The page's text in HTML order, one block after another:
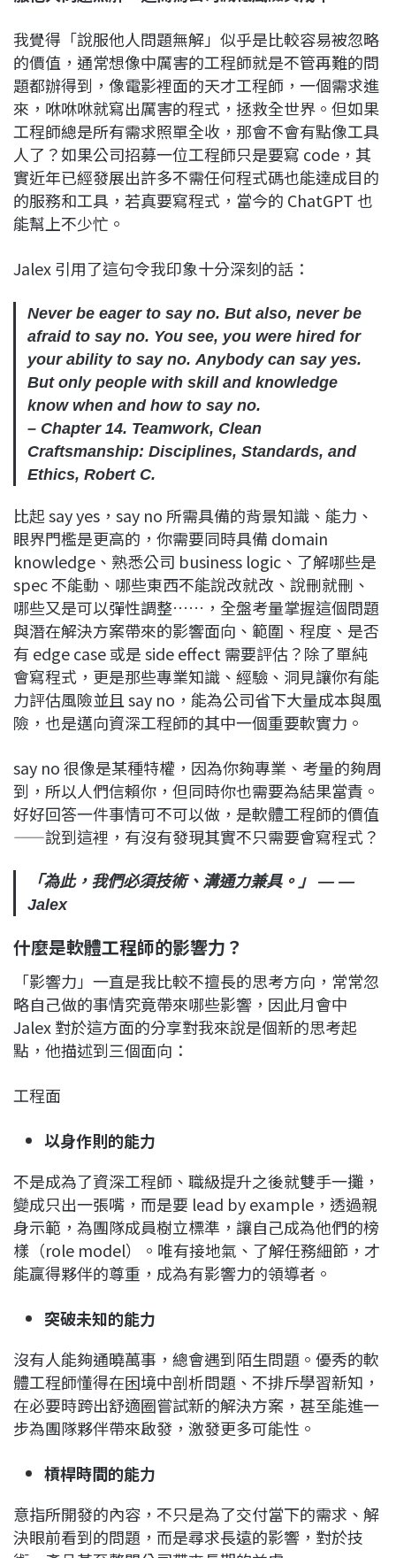
我覺得「說服他人問題無解」似乎是比較容易被忽略
的價值，通常想像中厲害的工程師就是不管再難的問
題都辦得到，像電影裡面的天才工程師，一個需求進
來，咻咻咻就寫出厲害的程式，拯救全世界。但如果
工程師總是所有需求照單全收，那會不會有點像工具
人了？如果公司招募一位工程師只是要寫 code，其
實近年已經發展出許多不需任何程式碼也能達成目的
的服務和工具，若真要寫程式，當今的 ChatGPT 也
能幫上不少忙。
Jalex 引用了這句令我印象十分深刻的話：
Never be eager to say no. But also, never be
afraid to say no. You see, you were hired for
your ability to say no. Anybody can say yes.
But only people with skill and knowledge
know when and how to say no.
– Chapter 14. Teamwork, Clean
Craftsmanship: Disciplines, Standards, and
Ethics, Robert C.
比起 say yes，say no 所需具備的背景知識、能力、
眼界門檻是更高的，你需要同時具備 domain
knowledge、熟悉公司 business logic、了解哪些是
spec 不能動、哪些東西不能說改就改、說刪就刪、
哪些又是可以彈性調整……，全盤考量掌握這個問題
與潛在解決方案帶來的影響面向、範圍、程度、是否
有 edge case 或是 side effect 需要評估？除了單純
會寫程式，更是那些專業知識、經驗、洞見讓你有能
力評估風險並且 say no，能為公司省下大量成本與風
險，也是邁向資深工程師的其中一個重要軟實力。
say no 很像是某種特權，因為你夠專業、考量的夠周
到，所以人們信賴你，但同時你也需要為結果當責。
好好回答一件事情可不可以做，是軟體工程師的價值
——說到這裡，有沒有發現其實不只需要會寫程式？
「為此，我們必須技術、溝通力兼具。」 — —
Jalex
什麼是軟體工程師的影響力？
「影響力」一直是我比較不擅長的思考方向，常常忽
略自己做的事情究竟帶來哪些影響，因此月會中
Jalex 對於這方面的分享對我來說是個新的思考起
點，他描述到三個面向：
工程面
以身作則的能力
不是成為了資深工程師、職級提升之後就雙手一攤，
變成只出一張嘴，而是要 lead by example，透過親
身示範，為團隊成員樹立標準，讓自己成為他們的榜
樣（role model）。唯有接地氣、了解任務細節，才
能贏得夥伴的尊重，成為有影響力的領導者。
突破未知的能力
沒有人能夠通曉萬事，總會遇到陌生問題。優秀的軟
體工程師懂得在困境中剖析問題、不排斥學習新知，
在必要時跨出舒適圈嘗試新的解決方案，甚至能進一
步為團隊夥伴帶來啟發，激發更多可能性。
槓桿時間的能力
意指所開發的內容，不只是為了交付當下的需求、解
決眼前看到的問題，而是尋求長遠的影響，對於技